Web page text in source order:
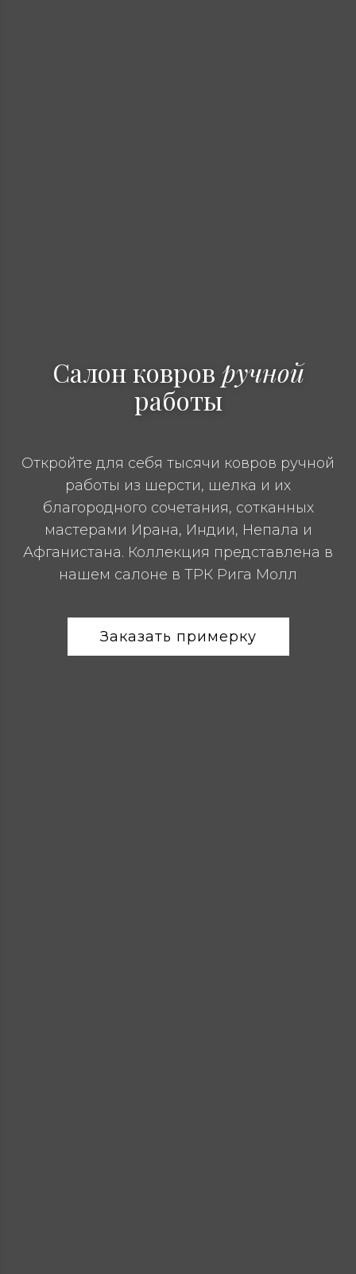
Салон ковров ручной
работы
Откройте для себя тысячи ковров ручной
работы из шерсти, шелка и их
благородного сочетания, сотканных
мастерами Ирана, Индии, Непала и
Афганистана. Коллекция представлена в
нашем салоне в ТРК Рига Молл
Заказать примерку